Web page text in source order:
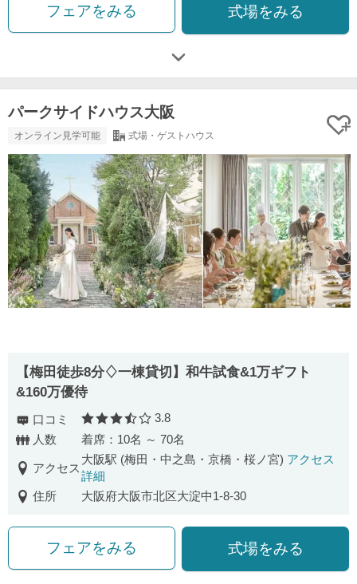
フェアをみる 式場をみる
パークサイドハウス大阪
オンライン見学可能 式場・ゲストハウス
【梅田徒歩8分♢一棟貸切】和牛試食&1万ギフト
&160万優待
口コミ 口コミ評価
3.8
人数
着席：10名 ～ 70名
アクセス
大阪駅 (梅田・中之島・京橋・桜ノ宮) アクセス
詳細
住所
大阪府大阪市北区大淀中1-8-30
フェアをみる 式場をみる